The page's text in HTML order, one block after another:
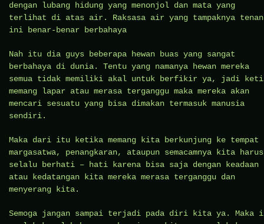
dengan lubang hidung yang menonjol dan mata yang
terlihat di atas air. Raksasa air yang tampaknya
ini benar-benar berbahaya
Nah itu dia guys beberapa hewan buas yang sangat
berbahaya di dunia. Tentu yang namanya hewan mereka
semua tidak memiliki akal untuk berfikir ya, jadi
memang lapar atau merasa terganggu maka mereka akan
mencari sesuatu yang bisa dimakan termasuk manusia
sendiri.
Maka dari itu ketika memang kita berkunjung ke tempat
margasatwa, penangkaran, ataupun semacamnya kita harus
selalu berhati – hati karena bisa saja dengan keadaan
atau kedatangan kita mereka merasa terganggu dan
menyerang kita.
Semoga jangan sampai terjadi pada diri kita ya. Maka